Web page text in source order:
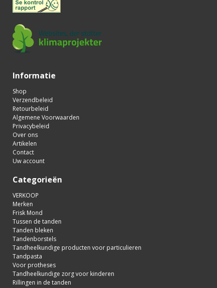
Informatie
Shop
Verzendbeleid
Retourbeleid
Algemene Voorwaarden
Privacybeleid
Over ons
Artikelen
Contact
Uw account
Categorieën
VERKOOP
Merken
Frisk Mond
Tussen de tanden
Tanden bleken
Tandenborstels
Tandheelkundige producten voor particulieren
Tandpasta
Voor protheses
Tandheelkundige zorg voor kinderen
Rillingen in de tanden